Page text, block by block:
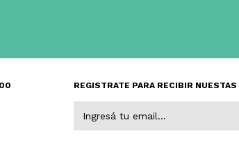
REGISTRATE PARA RECIBIR